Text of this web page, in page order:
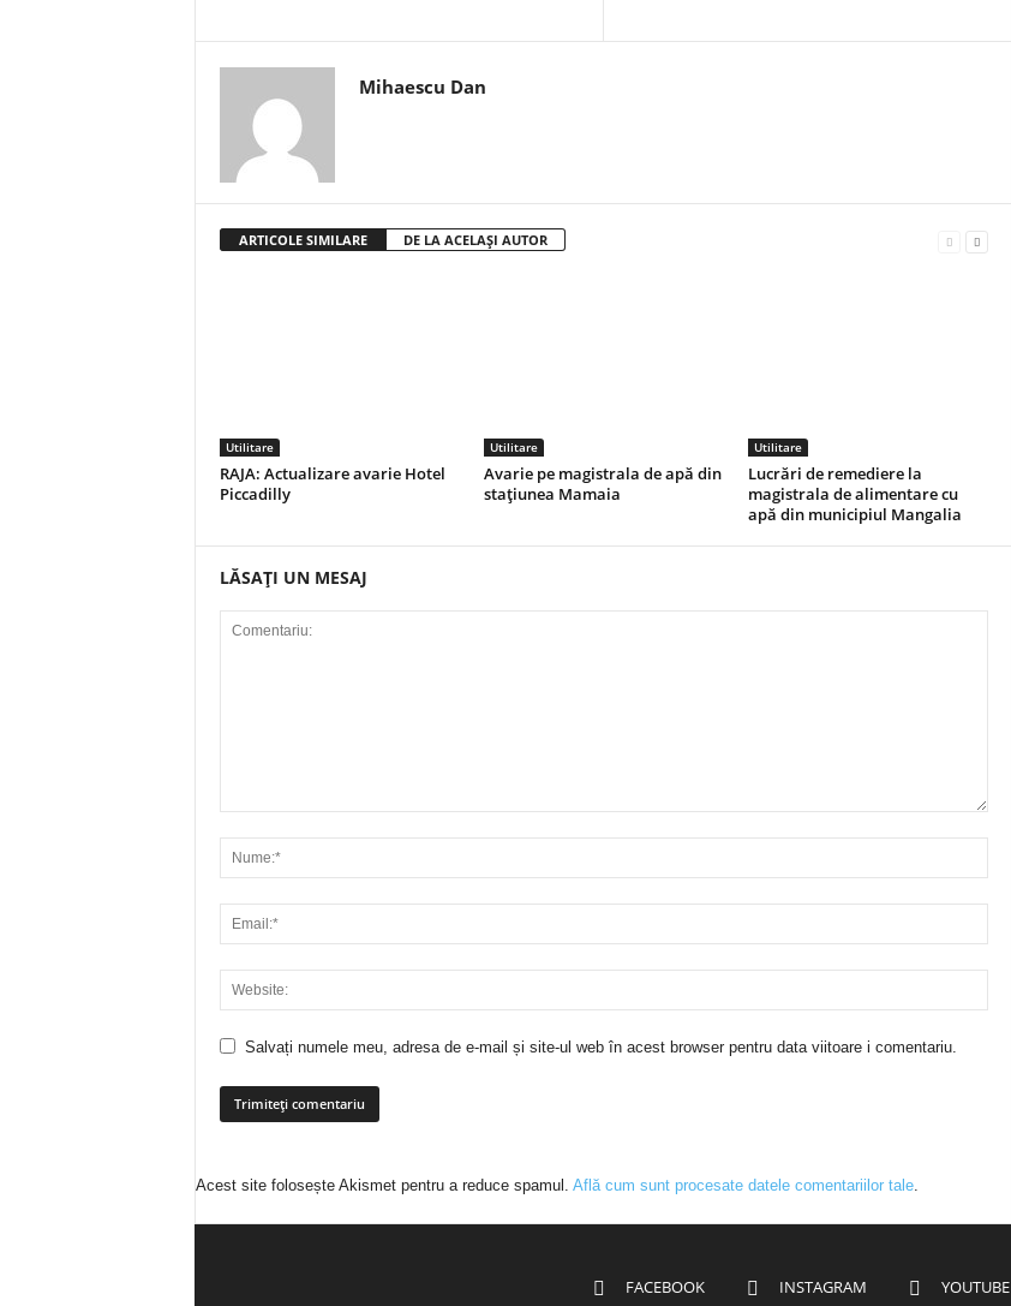
Mihaescu Dan
ARTICOLE SIMILARE DE LA ACELAȘI AUTOR
Utilitare
RAJA: Actualizare avarie Hotel
Piccadilly
Utilitare
Avarie pe magistrala de apă din
stațiunea Mamaia
Utilitare
Lucrări de remediere la
magistrala de alimentare cu
apă din municipiul Mangalia
LĂSAȚI UN MESAJ
Salvați numele meu, adresa de e-mail și site-ul web în acest browser pentru data viitoare i comentariu.
Acest site folosește Akismet pentru a reduce spamul. Află cum sunt procesate datele comentariilor tale.
FACEBOOK INSTAGRAM YOUTUBE